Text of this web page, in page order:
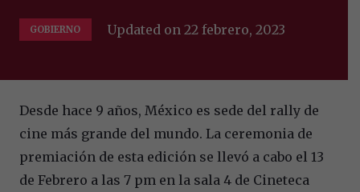
GOBIERNO Updated on22 febrero, 2023
Desde hace 9 años, México es sede del rally de
cine más grande del mundo. La ceremonia de
premiación de esta edición se llevó a cabo el 13
de Febrero a las 7 pm en la sala 4 de Cineteca